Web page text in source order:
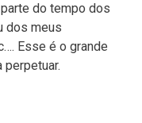
do tempo dos
dos meus
Esse é o grande
perpetuar.